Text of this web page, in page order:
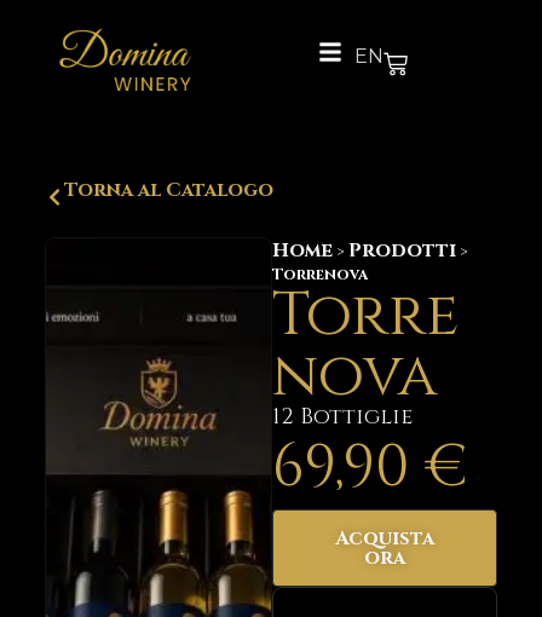
EN
Torna al Catalogo
Home> Prodotti>
Torrenova
Torre
nova
12 Bottiglie
69,90 €
Acquista
ora